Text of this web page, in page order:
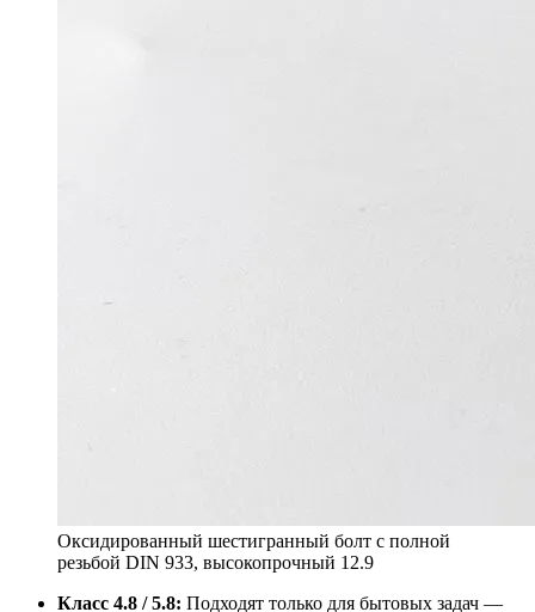
Оксидированный шестигранный болт с полной
резьбой DIN 933, высокопрочный 12.9
Класс 4.8 / 5.8: Подходят только для бытовых задач —